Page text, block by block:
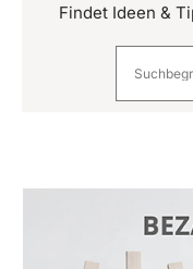
Findet Ideen &